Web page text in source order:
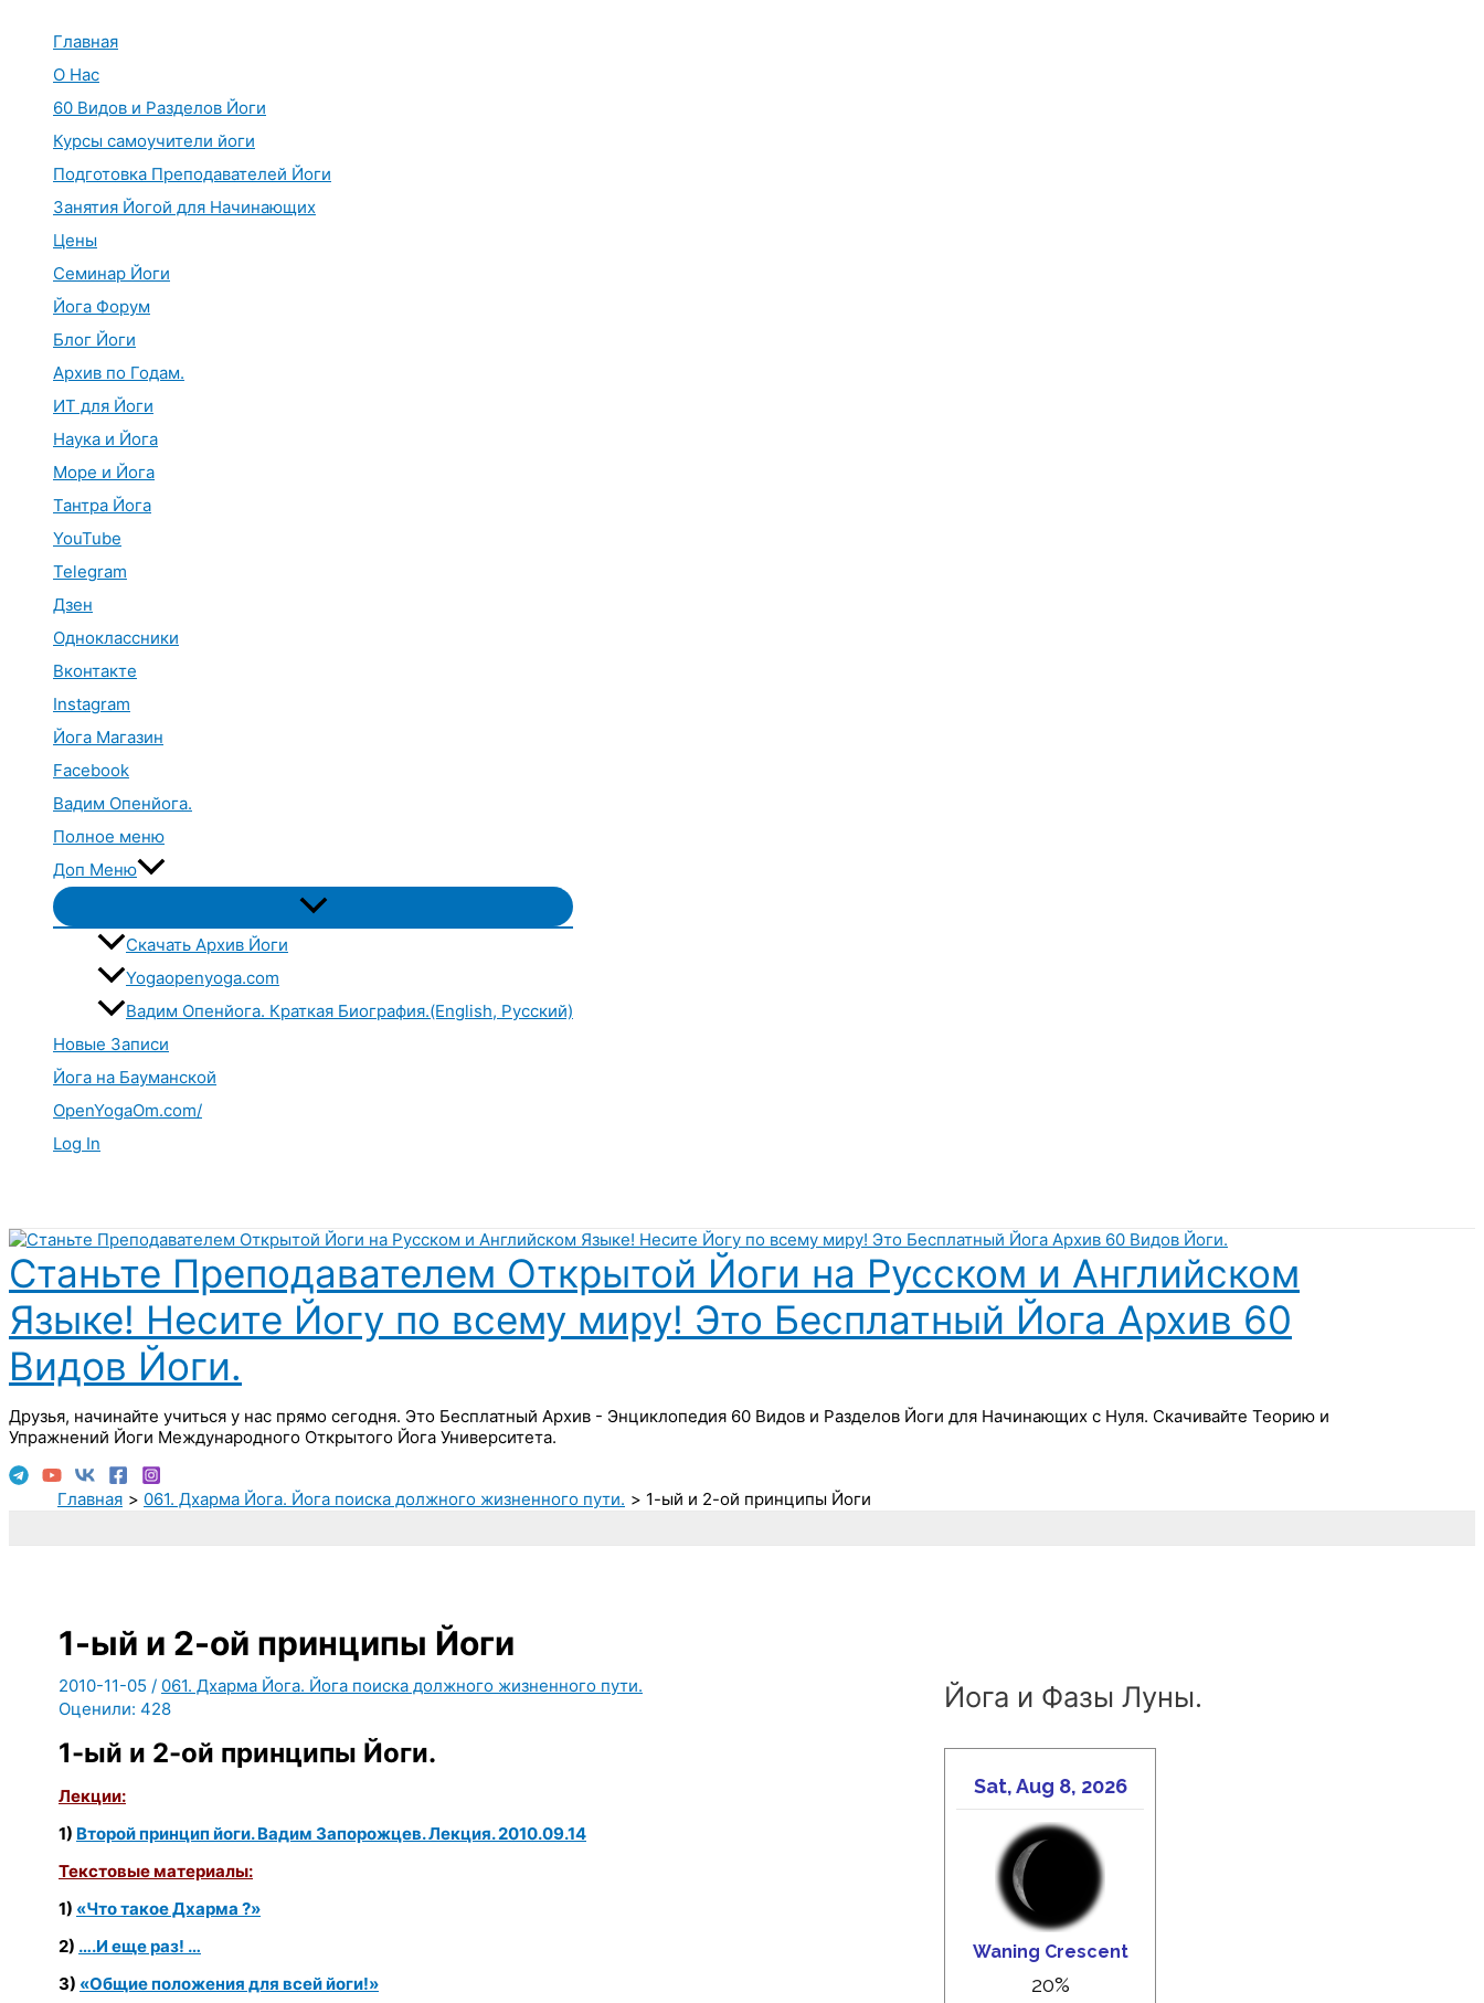
Главная
О Нас
60 Видов и Разделов Йоги
Курсы самоучители йоги
Подготовка Преподавателей Йоги
Занятия Йогой для Начинающих
Цены
Семинар Йоги
Йога Форум
Блог Йоги
Архив по Годам.
ИТ для Йоги
Наука и Йога
Море и Йога
Тантра Йога
YouTube
Telegram
Дзен
Одноклассники
Вконтакте
Instagram
Йога Магазин
Facebook
Вадим Опенйога.
Полное меню
Доп Меню
Переключатель
меню
Скачать Архив Йоги
Yogaopenyoga.com
Вадим Опенйога. Краткая Биография.(English, Русский)
Новые Записи
Йога на Бауманской
OpenYogaOm.com/
Log In
Станьте Преподавателем Открытой Йоги на Русском и Английском
Языке! Несите Йогу по всему миру! Это Бесплатный Йога Архив 60
Видов Йоги.
Друзья, начинайте учиться у нас прямо сегодня. Это Бесплатный Архив - Энциклопедия 60 Видов и Разделов Йоги для Начинающих с Нуля. Скачивайте Теорию и
Упражнений Йоги Международного Открытого Йога Университета.
Главная 061. Дхарма Йога. Йога поиска должного жизненного пути. 1-ый и 2-ой принципы Йоги
1-ый и 2-ой принципы Йоги
2010-11-05 / 061. Дхарма Йога. Йога поиска должного жизненного пути.
Оценили: 428
1-ый и 2-ой принципы Йоги.
Лекции:
1) Второй принцип йоги. Вадим Запорожцев. Лекция. 2010.09.14
Текстовые материалы:
1) «Что такое Дхарма ?»
2) ….И еще раз! …
3) «Общие положения для всей йоги!»
Йога и Фазы Луны.